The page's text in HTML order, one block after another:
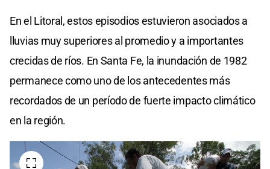
En el Litoral, estos episodios estuvieron asociados a
lluvias muy superiores al promedio y a importantes
crecidas de ríos. En Santa Fe, la inundación de 1982
permanece como uno de los antecedentes más
recordados de un período de fuerte impacto climático
en la región.